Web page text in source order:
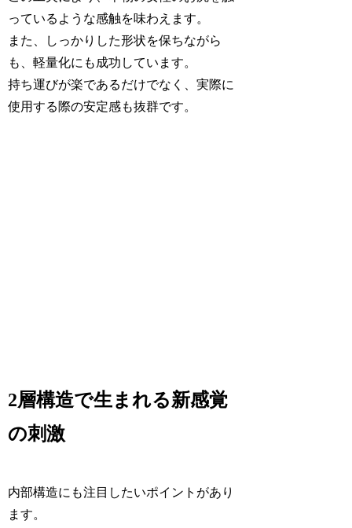
っているような感触を味わえます。
また、しっかりした形状を保ちながら
も、軽量化にも成功しています。
持ち運びが楽であるだけでなく、実際に
使用する際の安定感も抜群です。
2層構造で生まれる新感覚
の刺激
内部構造にも注目したいポイントがあり
ます。